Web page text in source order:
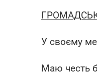
У своєму
Маю честь